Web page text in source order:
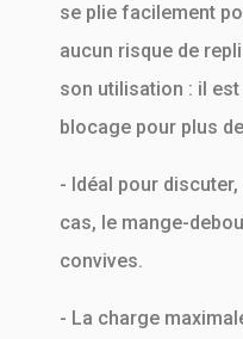
se plie facilement
aucun risque de
son utilisation : il est
blocage pour plus
- Idéal pour
cas, le mange-
convives.
- La charge